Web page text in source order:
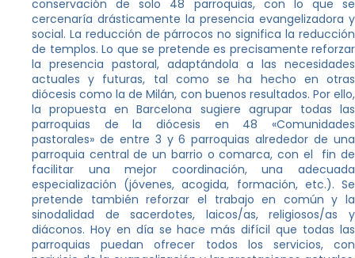
conservación de solo 48 parroquias, con lo que se
cercenaría drásticamente la presencia evangelizadora y
social. La reducción de párrocos no significa la reducción
de templos. Lo que se pretende es precisamente reforzar
la presencia pastoral, adaptándola a las necesidades
actuales y futuras, tal como se ha hecho en otras
diócesis como la de Milán, con buenos resultados. Por ello,
la propuesta en Barcelona sugiere agrupar todas las
parroquias de la diócesis en 48 «Comunidades
pastorales» de entre 3 y 6 parroquias alrededor de una
parroquia central de un barrio o comarca, con el fin de
facilitar una mejor coordinación, una adecuada
especialización (jóvenes, acogida, formación, etc.). Se
pretende también reforzar el trabajo en común y la
sinodalidad de sacerdotes, laicos/as, religiosos/as y
diáconos. Hoy en día se hace más difícil que todas las
parroquias puedan ofrecer todos los servicios, con